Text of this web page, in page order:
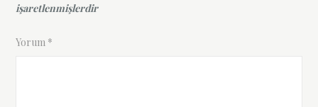
işaretlenmişlerdir
Yorum *